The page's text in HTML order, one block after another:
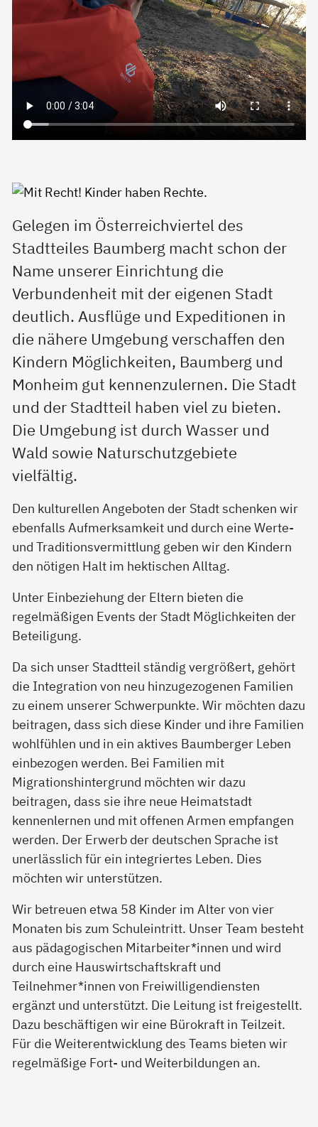
Gelegen im Österreichviertel des
Stadtteiles Baumberg macht schon der
Name unserer Einrichtung die
Verbundenheit mit der eigenen Stadt
deutlich. Ausflüge und Expeditionen in
die nähere Umgebung verschaffen den
Kindern Möglichkeiten, Baumberg und
Monheim gut kennenzulernen. Die Stadt
und der Stadtteil haben viel zu bieten.
Die Umgebung ist durch Wasser und
Wald sowie Naturschutzgebiete
vielfältig.
Den kulturellen Angeboten der Stadt schenken wir
ebenfalls Aufmerksamkeit und durch eine Werte-
und Traditionsvermittlung geben wir den Kindern
den nötigen Halt im hektischen Alltag.
Unter Einbeziehung der Eltern bieten die
regelmäßigen Events der Stadt Möglichkeiten der
Beteiligung.
Da sich unser Stadtteil ständig vergrößert, gehört
die Integration von neu hinzugezogenen Familien
zu einem unserer Schwerpunkte. Wir möchten dazu
beitragen, dass sich diese Kinder und ihre Familien
wohlfühlen und in ein aktives Baumberger Leben
einbezogen werden. Bei Familien mit
Migrationshintergrund möchten wir dazu
beitragen, dass sie ihre neue Heimatstadt
kennenlernen und mit offenen Armen empfangen
werden. Der Erwerb der deutschen Sprache ist
unerlässlich für ein integriertes Leben. Dies
möchten wir unterstützen.
Wir betreuen etwa 58 Kinder im Alter von vier
Monaten bis zum Schuleintritt. Unser Team besteht
aus pädagogischen Mitarbeiter*innen und wird
durch eine Hauswirtschaftskraft und
Teilnehmer*innen von Freiwilligendiensten
ergänzt und unterstützt. Die Leitung ist freigestellt.
Dazu beschäftigen wir eine Bürokraft in Teilzeit.
Für die Weiterentwicklung des Teams bieten wir
regelmäßige Fort- und Weiterbildungen an.